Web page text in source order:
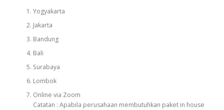
Yogyakarta
Jakarta
Bandung
Bali
Surabaya
Lombok
Online via Zoom
Catatan : Apabila perusahaan membutuhkan paket in house